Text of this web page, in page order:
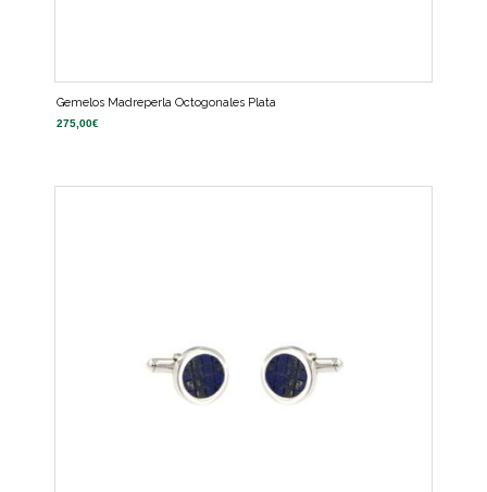
Gemelos Madreperla Octogonales Plata
275,00€